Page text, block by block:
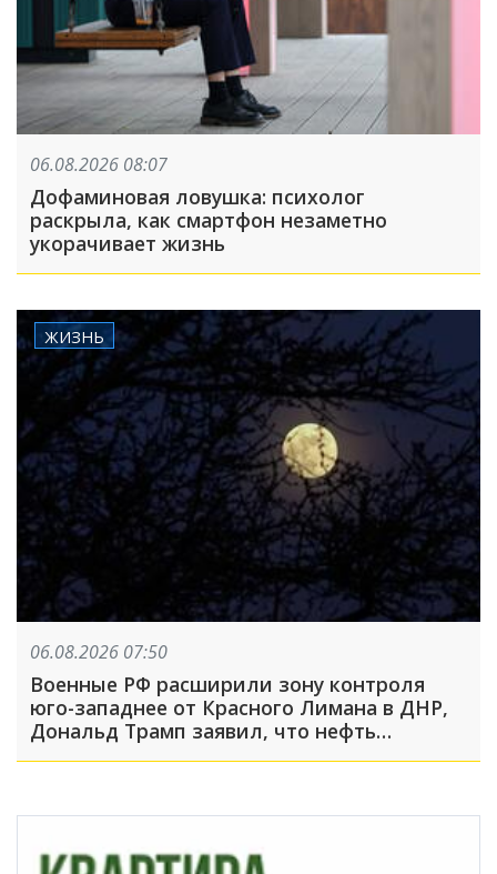
06.08.2026 08:07
Дофаминовая ловушка: психолог
раскрыла, как смартфон незаметно
укорачивает жизнь
ЖИЗНЬ
06.08.2026 07:50
Военные РФ расширили зону контроля
юго-западнее от Красного Лимана в ДНР,
Дональд Трамп заявил, что нефть
Венесуэлы стала «трофеем» США: что